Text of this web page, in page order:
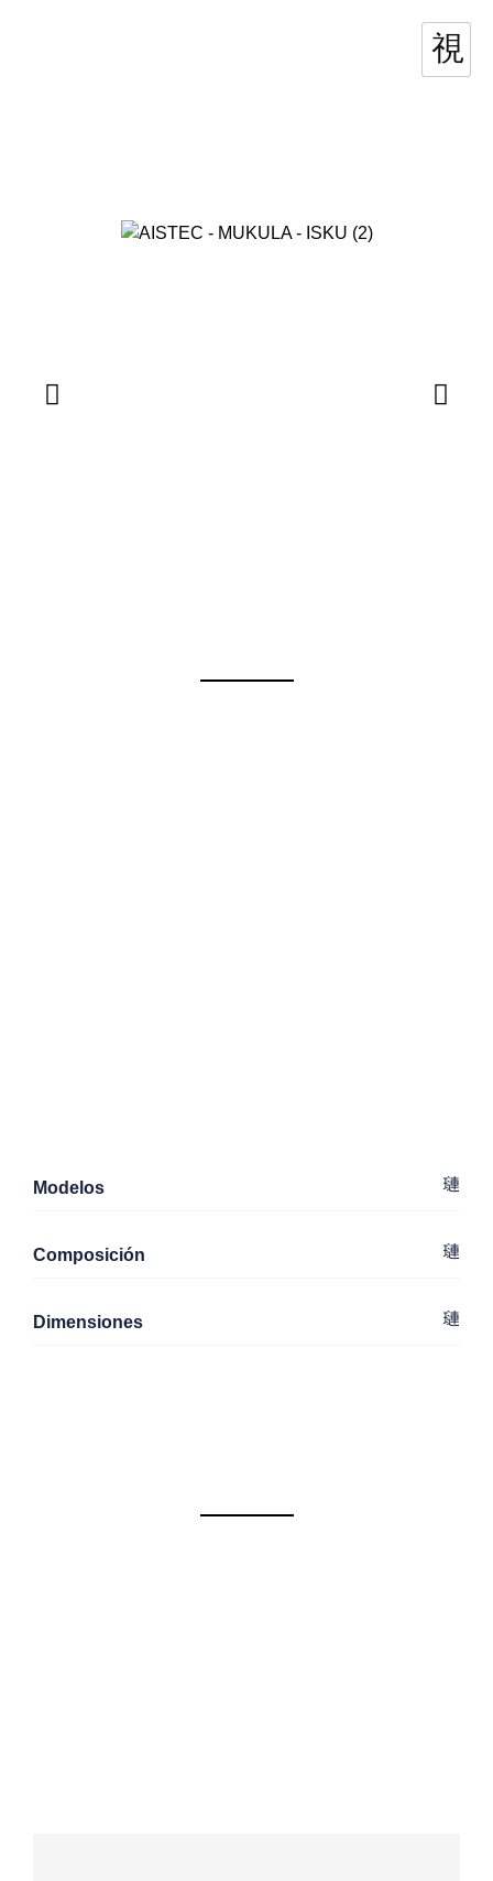
Modelos
Composición
Dimensiones